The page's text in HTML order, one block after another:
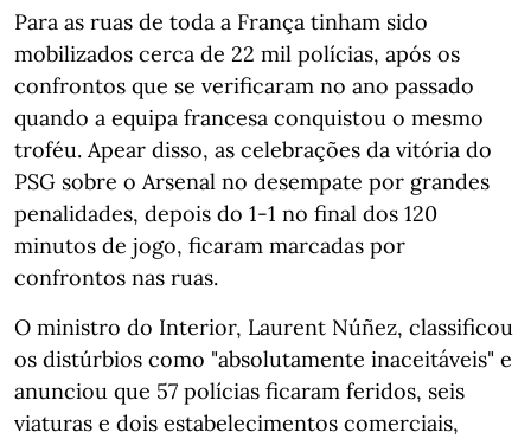
Para as ruas de toda a França tinham sido
mobilizados cerca de 22 mil polícias, após os
confrontos que se verificaram no ano passado
quando a equipa francesa conquistou o mesmo
troféu. Apear disso, as celebrações da vitória do
PSG sobre o Arsenal no desempate por grandes
penalidades, depois do 1-1 no final dos 120
minutos de jogo, ficaram marcadas por
confrontos nas ruas.
O ministro do Interior, Laurent Núñez, classificou
os distúrbios como "absolutamente inaceitáveis" e
anunciou que 57 polícias ficaram feridos, seis
viaturas e dois estabelecimentos comerciais,